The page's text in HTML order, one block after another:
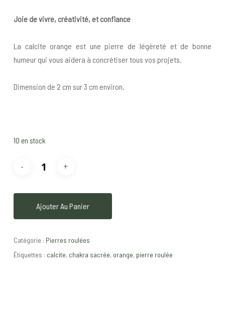
Joie de vivre, créativité, et confiance
La calcite orange est une pierre de légèreté et de bonne
humeur qui vous aidera à concrétiser tous vos projets.
Dimension de 2 cm sur 3 cm environ.
10 en stock
Ajouter Au Panier
Catégorie : Pierres roulées
Étiquettes : calcite, chakra sacrée, orange, pierre roulée